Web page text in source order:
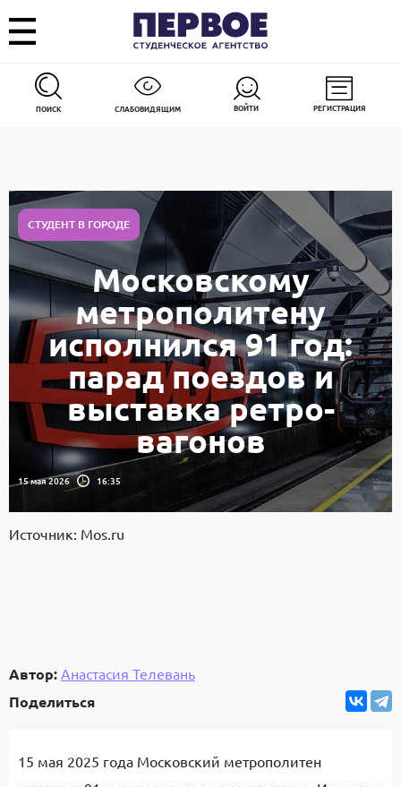
ПОИСК СЛАБОВИДЯЩИМ ВОЙТИ РЕГИСТРАЦИЯ
СТУДЕНТ В ГОРОДЕ
Московскому
метрополитену
исполнился 91 год:
парад поездов и
выставка ретро-
вагонов
15 мая 2026 16:35
Источник: Mos.ru
Автор: Анастасия Телевань
Поделиться
15 мая 2025 года Московский метрополитен